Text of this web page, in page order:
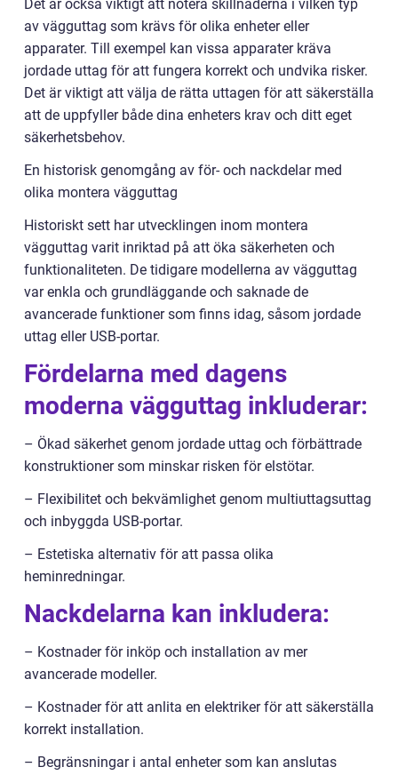
Det är också viktigt att notera skillnaderna i vilken typ
av vägguttag som krävs för olika enheter eller
apparater. Till exempel kan vissa apparater kräva
jordade uttag för att fungera korrekt och undvika risker.
Det är viktigt att välja de rätta uttagen för att säkerställa
att de uppfyller både dina enheters krav och ditt eget
säkerhetsbehov.
En historisk genomgång av för- och nackdelar med
olika montera vägguttag
Historiskt sett har utvecklingen inom montera
vägguttag varit inriktad på att öka säkerheten och
funktionaliteten. De tidigare modellerna av vägguttag
var enkla och grundläggande och saknade de
avancerade funktioner som finns idag, såsom jordade
uttag eller USB-portar.
Fördelarna med dagens
moderna vägguttag inkluderar:
– Ökad säkerhet genom jordade uttag och förbättrade
konstruktioner som minskar risken för elstötar.
– Flexibilitet och bekvämlighet genom multiuttagsuttag
och inbyggda USB-portar.
– Estetiska alternativ för att passa olika
heminredningar.
Nackdelarna kan inkludera:
– Kostnader för inköp och installation av mer
avancerade modeller.
– Kostnader för att anlita en elektriker för att säkerställa
korrekt installation.
– Begränsningar i antal enheter som kan anslutas